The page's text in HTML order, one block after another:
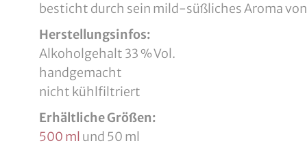
besticht durch sein mild-süßliches Aroma von
Herstellungsinfos:
Alkoholgehalt 33 % Vol.
handgemacht
nicht kühlfiltriert
Erhältliche Größen:
500 ml und 50 ml